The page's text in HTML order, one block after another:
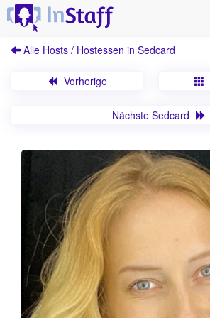
Alle Hosts / Hostessen in Sedcard
Vorherige
Nächste Sedcard